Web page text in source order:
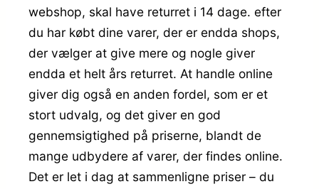
webshop, skal have returret i 14 dage. efter
du har købt dine varer, der er endda shops,
der vælger at give mere og nogle giver
endda et helt års returret. At handle online
giver dig også en anden fordel, som er et
stort udvalg, og det giver en god
gennemsigtighed på priserne, blandt de
mange udbydere af varer, der findes online.
Det er let i dag at sammenligne priser – du